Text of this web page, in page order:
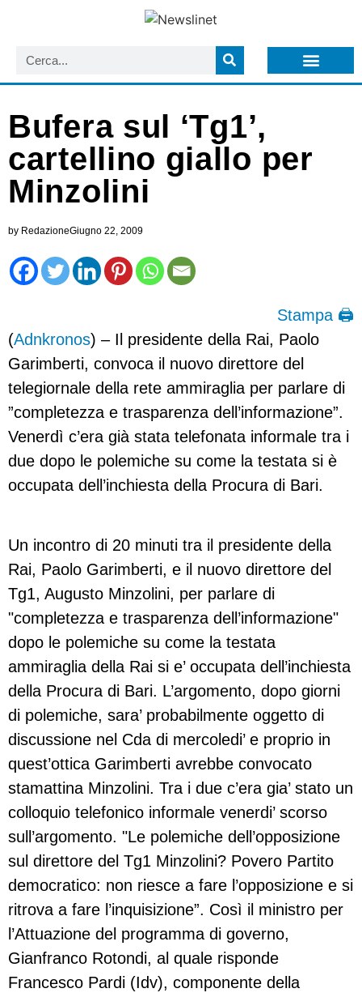
Bufera sul ‘Tg1’,
cartellino giallo per
Minzolini
by RedazioneGiugno 22, 2009
Stampa 🖨
(Adnkronos) – Il presidente della Rai, Paolo
Garimberti, convoca il nuovo direttore del
telegiornale della rete ammiraglia per parlare di
”completezza e trasparenza dell’informazione”.
Venerdì c’era già stata telefonata informale tra i
due dopo le polemiche su come la testata si è
occupata dell’inchiesta della Procura di Bari.
Un incontro di 20 minuti tra il presidente della
Rai, Paolo Garimberti, e il nuovo direttore del
Tg1, Augusto Minzolini, per parlare di
"completezza e trasparenza dell’informazione"
dopo le polemiche su come la testata
ammiraglia della Rai si e’ occupata dell’inchiesta
della Procura di Bari. L’argomento, dopo giorni
di polemiche, sara’ probabilmente oggetto di
discussione nel Cda di mercoledi’ e proprio in
quest’ottica Garimberti avrebbe convocato
stamattina Minzolini. Tra i due c’era gia’ stato un
colloquio telefonico informale venerdi’ scorso
sull’argomento. "Le polemiche dell’opposizione
sul direttore del Tg1 Minzolini? Povero Partito
democratico: non riesce a fare l’opposizione e si
ritrova a fare l’inquisizione”. Così il ministro per
l’Attuazione del programma di governo,
Gianfranco Rotondi, al quale risponde
Francesco Pardi (Idv), componente della